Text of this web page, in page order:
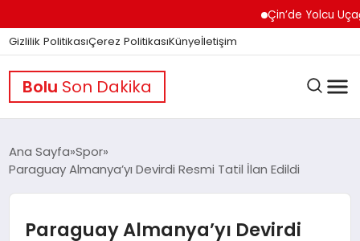
Çin’de Yolcu
Gizlilik PolitikasıÇerez PolitikasıKünyeİletişim
Bolu Son Dakika
GÜNDEM
Ana Sayfa Spor
Paraguay Almanya’yı Devirdi Resmi Tatil İlan Edildi
Paraguay Almanya’yı Devirdi